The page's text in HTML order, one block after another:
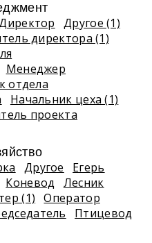
Другое (1)
директора (1)
Менеджер
отдела
Начальник цеха (1)
проекта
Другое
Егерь
Коневод
Лесник
(1)
Оператор
Птицевод